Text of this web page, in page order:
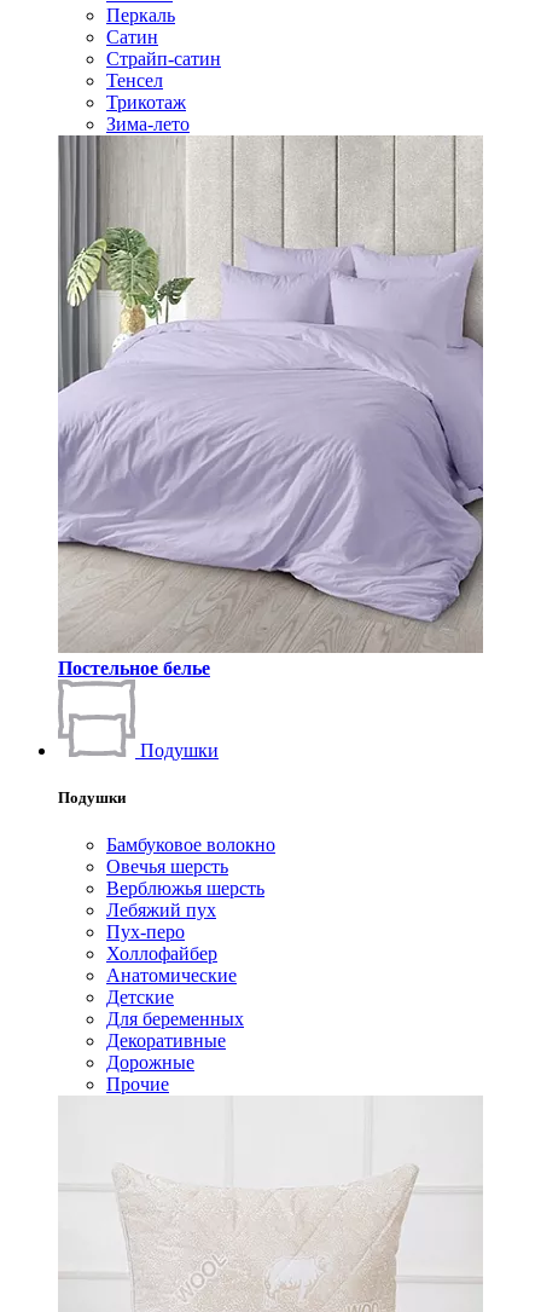
Перкаль
Сатин
Страйп-сатин
Тенсел
Трикотаж
Зима-лето
Постельное белье
Подушки
Подушки
Бамбуковое волокно
Овечья шерсть
Верблюжья шерсть
Лебяжий пух
Пух-перо
Холлофайбер
Анатомические
Детские
Для беременных
Декоративные
Дорожные
Прочие